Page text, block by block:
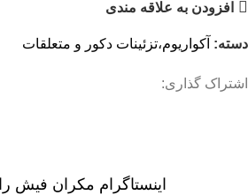
افزودن به علاقه مندی
دسته: آکواریوم،تزئینات دکور و متعلقات
اشتراک گذاری:
اینستاگرام مکران فیش را